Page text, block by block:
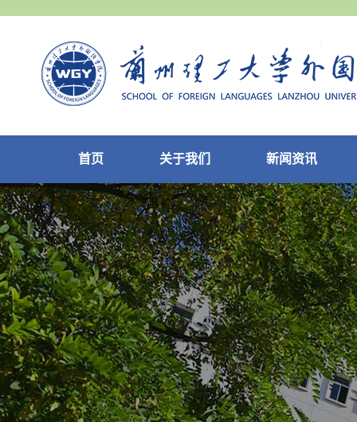
首页 关于我们 新闻资讯